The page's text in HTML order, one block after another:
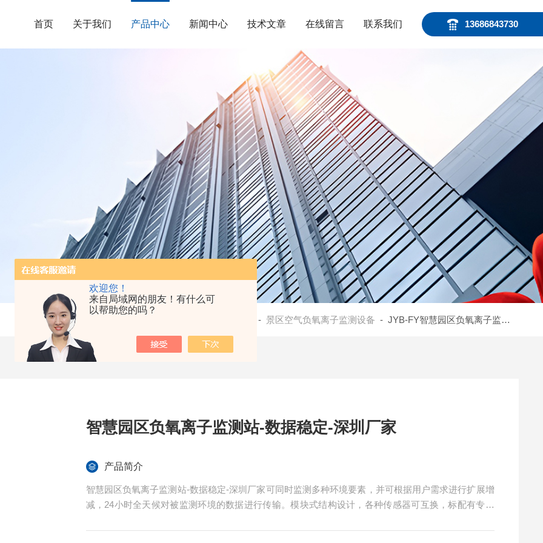
欢迎您！
来自局域网的朋友！有什么可
以帮助您的吗？
13686843730
首页 关于我们 产品中心 新闻中心 技术文章 在线留言 联系我们
当前位置： - 景区空气负氧离子监测设备 - JYB-FY智慧园区负氧离子监测站-数据稳定-深圳厂家
智慧园区负氧离子监测站-数据稳定-深圳厂家
产品简介
智慧园区负氧离子监测站-数据稳定-深圳厂家可同时监测多种环境要素，并可根据用户需求进行扩展增
减，24小时全天候对被监测环境的数据进行传输。模块式结构设计，各种传感器可互换，标配有专业